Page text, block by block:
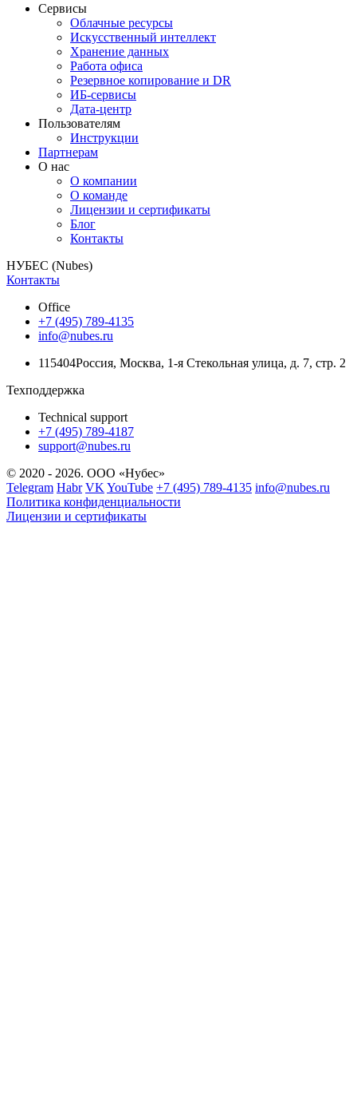
Сервисы
Облачные ресурсы
Искусственный интеллект
Хранение данных
Работа офиса
Резервное копирование и DR
ИБ-сервисы
Дата-центр
Пользователям
Инструкции
Партнерам
О нас
О компании
О команде
Лицензии и сертификаты
Блог
Контакты
НУБЕС (Nubes)
Контакты
Office
+7 (495) 789-4135
info@nubes.ru
115404Россия, Москва, 1-я Стекольная улица, д. 7, стр. 2
Техподдержка
Technical support
+7 (495) 789-4187
support@nubes.ru
© 2020 - 2026. ООО «Нубес»
Telegram Habr VK YouTube +7 (495) 789-4135 info@nubes.ru
Политика конфиденциальности
Лицензии и сертификаты